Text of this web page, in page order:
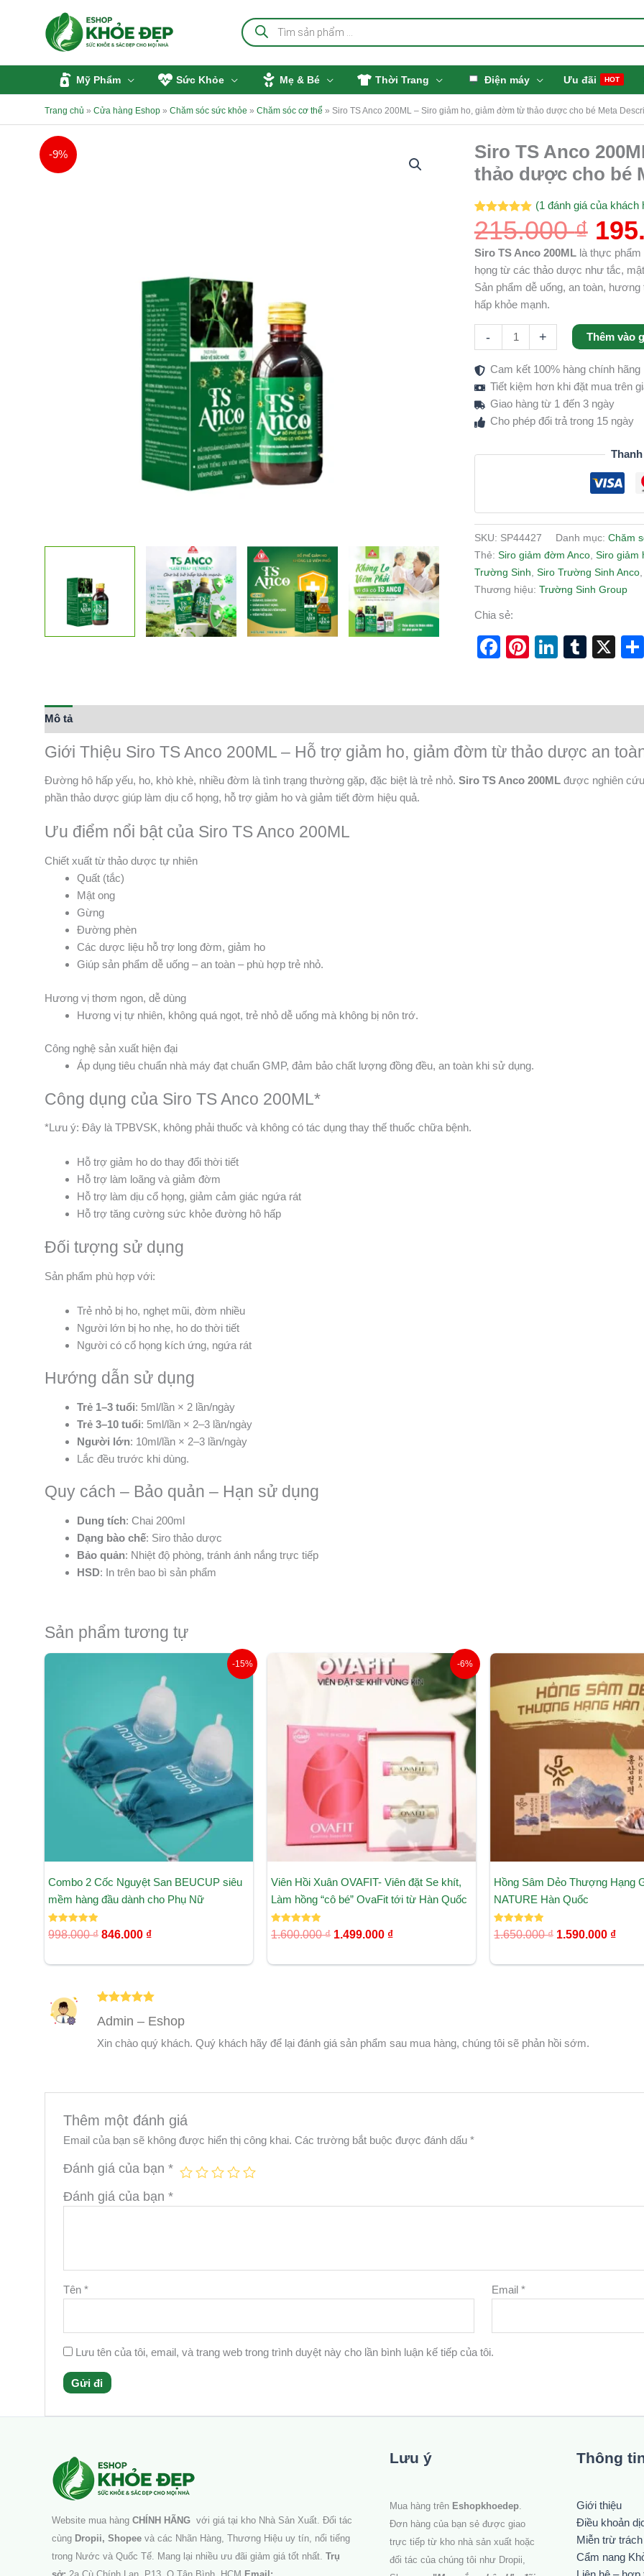
Tìm
kiếm
sản
Mỹ Phẩm Sức Khỏe Mẹ & Bé Thời Trang Điện máy Ưu đãi HOT
Trang chủ » Cửa hàng Eshop » Chăm sóc sức khỏe » Chăm sóc cơ thể » Siro TS Anco 200ML – Siro giảm ho, giảm đờm từ thảo dược cho bé Meta
-9%
Siro TS Anco
thảo dược cho bé
5.00trên 5
dựa trên
1
(1 đánh giá của khách
215.000₫
Giá
gốc
là:
Siro TS Anco 200MLlà thực phẩm
họng từ các thảo dược như tắc,
Sản phẩm dễ uống, an toàn,
hấp khỏe mạnh.
-
Siro
TS
Anco
200ML
Siro
giảm
ho,
giảm
đờm
thảo
cho
bé
Meta
Description:
lượng
+ Thêm vào
Cam kết 100% hàng chính hãng
Tiết kiệm hơn khi đặt mua trên
Giao hàng từ 1 đến 3 ngày
Cho phép đổi trả trong 15 ngày
SKU: SP44427 Danh mục: Chăm
Thẻ: Siro giảm đờm Anco, Siro giảm
Trường Sinh Siro Trường Sinh Anco,
Thương hiệu: Trường Sinh Group
Chia sẻ:
Facebook
Pinterest
LinkedIn
X
Mô tả
Giới Thiệu Siro TS Anco 200ML – Hỗ trợ giảm ho, giảm đờm từ thảo dược an
Đường hô hấp yếu, ho, khò khè, nhiều đờm là tình trạng thường gặp, đặc biệt là trẻ nhỏ. Siro TS Anco 200ML được nghiên
phần thảo dược giúp làm dịu cổ họng, hỗ trợ giảm ho và giảm tiết đờm hiệu quả.
Ưu điểm nổi bật của Siro TS Anco 200ML
Chiết xuất từ thảo dược tự nhiên
Quất (tắc)
Mật ong
Gừng
Đường phèn
Các dược liệu hỗ trợ long đờm, giảm ho
Giúp sản phẩm dễ uống – an toàn – phù hợp trẻ nhỏ.
Hương vị thơm ngon, dễ dùng
Hương vị tự nhiên, không quá ngọt, trẻ nhỏ dễ uống mà không bị nôn trớ.
Công nghệ sản xuất hiện đại
Áp dụng tiêu chuẩn nhà máy đạt chuẩn GMP, đảm bảo chất lượng đồng đều, an toàn khi sử dụng.
Công dụng của Siro TS Anco 200ML*
*Lưu ý: Đây là TPBVSK, không phải thuốc và không có tác dụng thay thế thuốc chữa bệnh.
Hỗ trợ giảm ho do thay đổi thời tiết
Hỗ trợ làm loãng và giảm đờm
Hỗ trợ làm dịu cổ họng, giảm cảm giác ngứa rát
Hỗ trợ tăng cường sức khỏe đường hô hấp
Đối tượng sử dụng
Sản phẩm phù hợp với:
Trẻ nhỏ bị ho, nghẹt mũi, đờm nhiều
Người lớn bị ho nhẹ, ho do thời tiết
Người có cổ họng kích ứng, ngứa rát
Hướng dẫn sử dụng
Trẻ 1–3 tuổi: 5ml/lần × 2 lần/ngày
Trẻ 3–10 tuổi: 5ml/lần × 2–3 lần/ngày
Người lớn: 10ml/lần × 2–3 lần/ngày
Lắc đều trước khi dùng.
Quy cách – Bảo quản – Hạn sử dụng
Dung tích: Chai 200ml
Dạng bào chế: Siro thảo dược
Bảo quản: Nhiệt độ phòng, tránh ánh nắng trực tiếp
HSD: In trên bao bì sản phẩm
Sản phẩm tương tự
-15%
Combo 2 Cốc Nguyệt San BEUCUP siêu
mềm hàng đầu dành cho Phụ Nữ
Được xếp
hạng
998.000₫
998.000 ₫.
846.000 ₫
hiện
tại
846.000 ₫.
-6%
Viên Hồi Xuân OVAFIT- Viên đặt Se khít,
Làm hồng “cô bé” OvaFit tới từ Hàn Quốc
Được xếp
hạng
1.600.000₫
Giá
gốc
là:
1.499.000 ₫
Giá
hiện
tại
1.499.000 ₫.
Hồng Sâm Dẻo Thượng Hạng
NATURE Hàn Quốc
Được xếp
hạng
1.650.000₫
gốc
là:
1.650.000 ₫.
1.590.000 ₫
hiện
tại
là:
hạng55
Admin – Eshop
Xin chào quý khách. Quý khách hãy để lại đánh giá sản phẩm sau mua hàng, chúng tôi sẽ phản hồi sớm.
Thêm một đánh giá
Email của bạn sẽ không được hiển thị công khai. Các trường bắt buộc được đánh dấu*
Đánh giá của bạn*
Đánh giá của bạn*
Tên* Email *
Lưu tên của tôi, email, và trang web trong trình duyệt này cho lần bình luận kế tiếp của tôi.
Website mua hàng CHÍNH HÃNG với giá tại kho Nhà Sản Xuất. Đối tác
cùng Dropii, Shopee và các Nhãn Hàng, Thương Hiệu uy tín, nổi tiếng
trong Nước và Quốc Tế. Mang lại nhiều ưu đãi giảm giá tốt nhất. Trụ
Lưu ý
Mua hàng trên Eshopkhoedep.
Đơn hàng của bạn sẻ được giao
trực tiếp từ kho nhà sản xuất hoặc
đối tác của chúng tôi như Dropii,
Thông
Giới thiệu
Điều khoản
Miễn trừ
Cẩm nang